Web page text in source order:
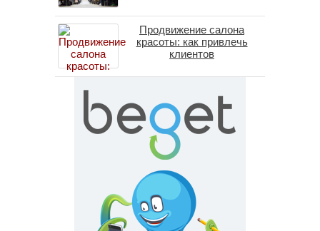
специалистов в 2026 году
Продвижение салона
красоты: как привлечь
клиентов